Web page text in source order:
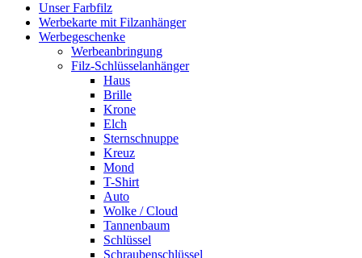
Unser Farbfilz
Werbekarte mit Filzanhänger
Werbegeschenke
Werbeanbringung
Filz-Schlüsselanhänger
Haus
Brille
Krone
Elch
Sternschnuppe
Kreuz
Mond
T-Shirt
Auto
Wolke / Cloud
Tannenbaum
Schlüssel
Schraubenschlüssel